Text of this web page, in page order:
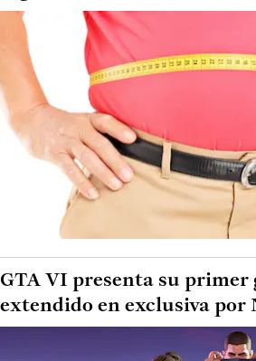
GTA VI presenta su primer
extendido en exclusiva por